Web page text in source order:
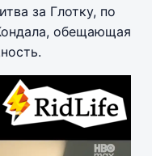
за Глотку, по
обещающая